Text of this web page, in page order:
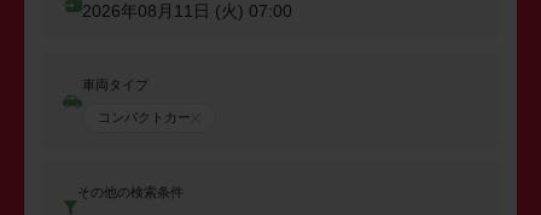
2026年08月11日 (火) 07:00
車両タイプ
コンパクトカー
その他の検索条件